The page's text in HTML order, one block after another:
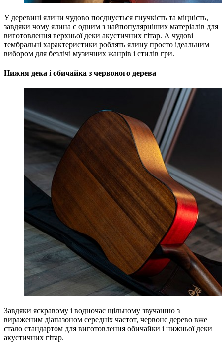
У деревині ялини чудово поєднується гнучкість та міцність,
завдяки чому ялина є одним з найпопулярніших матеріалів для
виготовлення верхньої деки акустичних гітар. А чудові
тембральні характеристики роблять ялину просто ідеальним
вибором для безлічі музичних жанрів і стилів гри.
Нижня дека і обичайка з червоного дерева
Завдяки яскравому і водночас щільному звучанню з
вираженим діапазоном середніх частот, червоне дерево вже
стало стандартом для виготовлення обичайки і нижньої деки
акустичних гітар.